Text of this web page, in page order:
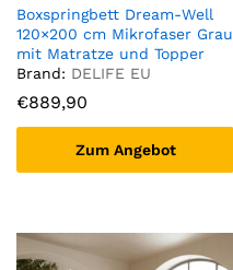
Boxspringbett Dream-Well
120×200 cm Mikrofaser Grau
mit Matratze und Topper
Brand: DELIFE EU
€889,90
Zum Angebot